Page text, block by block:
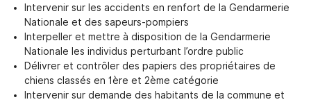
Intervenir sur les accidents en renfort de la Gendarmerie
Nationale et des sapeurs-pompiers
Interpeller et mettre à disposition de la Gendarmerie
Nationale les individus perturbant l’ordre public
Délivrer et contrôler des papiers des propriétaires de
chiens classés en 1ère et 2ème catégorie
Intervenir sur demande des habitants de la commune et